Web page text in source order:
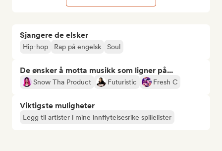
Sjangere de elsker
Hip-hop Rap på engelsk Soul
De ønsker å motta musikk som ligner på...
Snow Tha Product Futuristic Fresh C
Viktigste muligheter
Legg til artister i mine innflytelsesrike spillelister